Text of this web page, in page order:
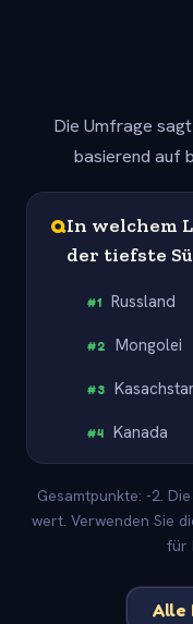
Die Umfrage
basierend auf
QIn welchem
der tiefste
#1 Russland
#2 Mongolei
#3
#4 Kanada
Gesamtpunkte: -2.
wert. Verwenden Sie
für
Alle